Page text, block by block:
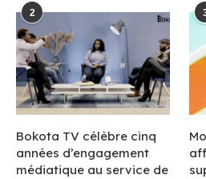
2
Bokota TV célèbre cinq
années d’engagement
médiatique au service de